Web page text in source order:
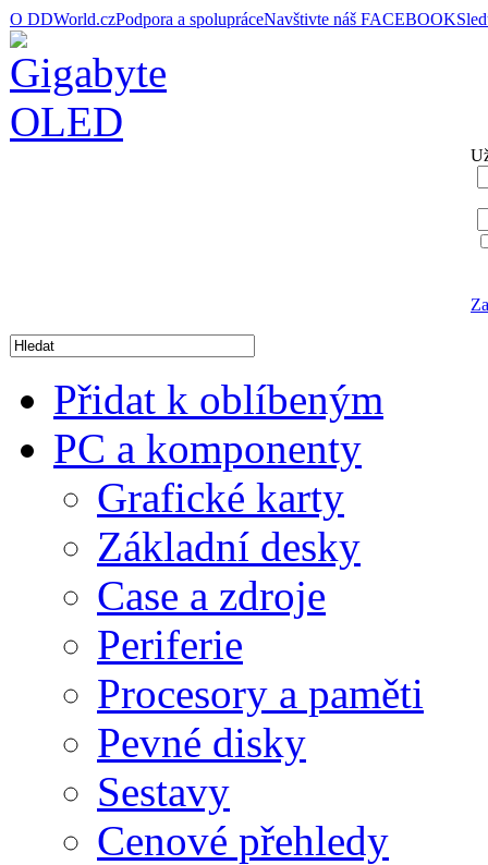
O DDWorld.czPodpora a spolupráceNavštivte náš FACEBOOK
Přidat k oblíbeným
PC a komponenty
Grafické karty
Základní desky
Case a zdroje
Periferie
Procesory a paměti
Pevné disky
Sestavy
Cenové přehledy